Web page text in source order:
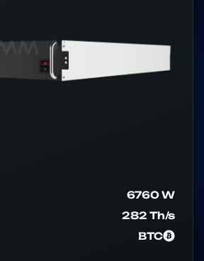
6760 W
282 Th/s
BTC